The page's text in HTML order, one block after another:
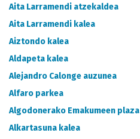
Aita Larramendi atzekaldea
Aita Larramendi kalea
Aiztondo kalea
Aldapeta kalea
Alejandro Calonge auzunea
Alfaro parkea
Algodonerako Emakumeen plaza
Alkartasuna kalea
METADATUEN KATALOGOA